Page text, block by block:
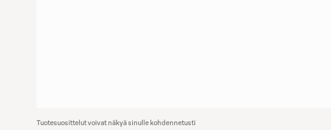
Tuotesuosittelut voivat näkyä sinulle kohdennetusti